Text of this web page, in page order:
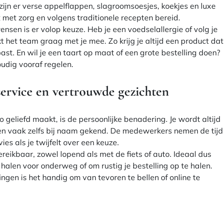
er verse appelflappen, slagroomsoesjes, koekjes en luxe
zorg en volgens traditionele recepten bereid.
is er volop keuze. Heb je een voedselallergie of volg je
het team graag met je mee. Zo krijg je altijd een product dat
En wil je een taart op maat of een grote bestelling doen?
vooraf regelen.
en vertrouwde gezichten
geliefd maakt, is de persoonlijke benadering. Je wordt altijd
vaak zelfs bij naam gekend. De medewerkers nemen de tijd
als je twijfelt over een keuze.
zowel lopend als met de fiets of auto. Ideaal dus
voor onderweg of om rustig je bestelling op te halen.
is het handig om van tevoren te bellen of online te